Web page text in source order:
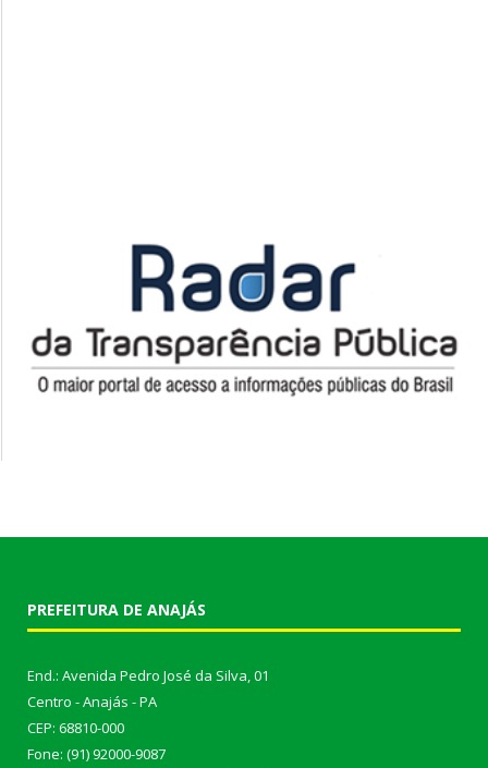
PREFEITURA DE ANAJÁS
End.: Avenida Pedro José da Silva, 01
Centro - Anajás - PA
CEP: 68810-000
Fone: (91) 92000-9087